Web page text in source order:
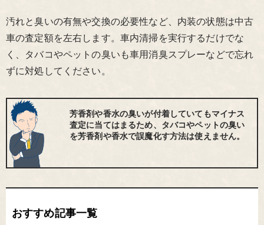
汚れと臭いの有無や交換の必要性など、内装の状態は中古
車の査定額を左右します。車内清掃を実行するだけでな
く、タバコやペットの臭いも車用消臭スプレーなどで忘れ
ずに対処してください。
芳香剤や香水の臭いが付着していてもマイナス
査定に当てはまるため、タバコやペットの臭い
を芳香剤や香水で誤魔化す方法は使えません。
おすすめ記事一覧